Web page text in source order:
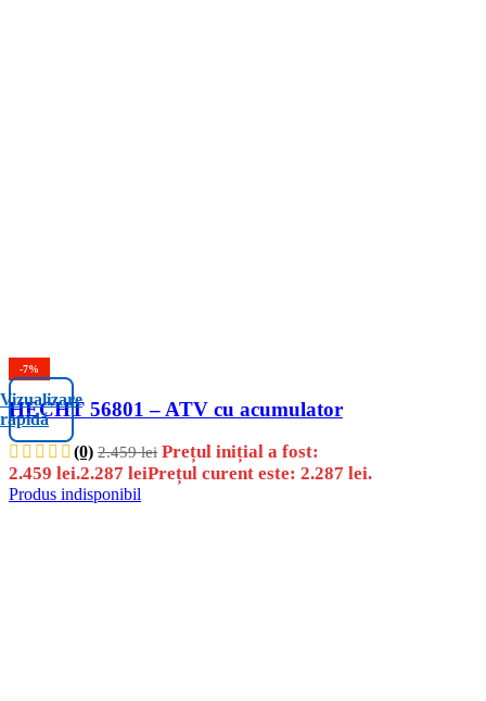
-7%
Vizualizare
rapidă
HECHT 56801 – ATV cu acumulator
(0) 2.459lei Prețul inițial a fost:
2.459 lei.2.287 leiPrețul curent este: 2.287 lei.
Produs indisponibil